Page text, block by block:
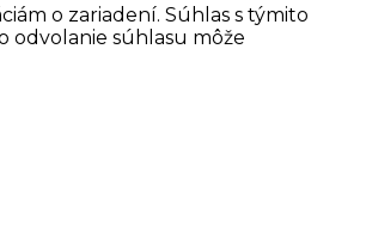
o zariadení. Súhlas s týmito
odvolanie súhlasu môže